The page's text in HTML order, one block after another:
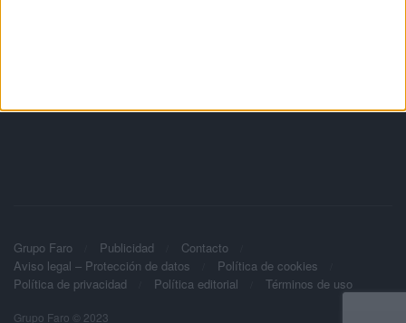
Grupo Faro Publicidad
Contacto
Aviso legal – Protección de datos
Política de cookies
Política de privacidad
Política editorial Términos de uso
Grupo Faro © 2023